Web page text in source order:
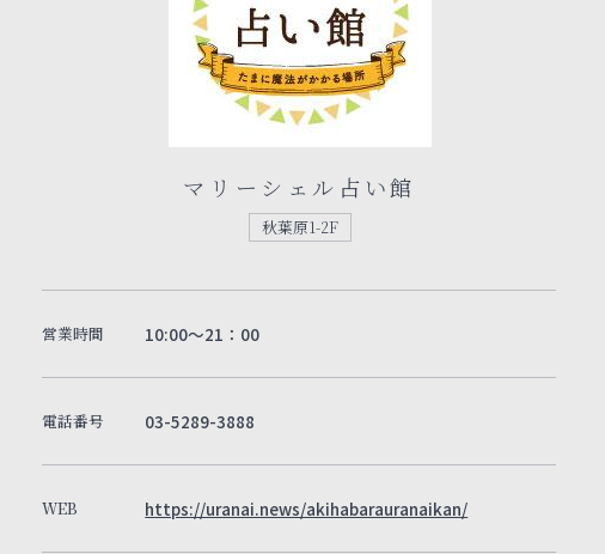
マリーシェル占い館
秋葉原1-2F
営業時間 10:00～21：00
電話番号 03-5289-3888
WEB https://uranai.news/akihabarauranaikan/